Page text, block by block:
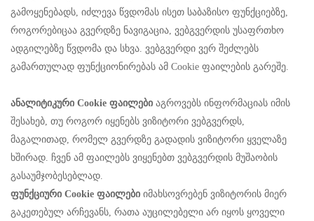
გამოყენებადს, იძლევა წვდომას ისეთ საბაზისო ფუნქციებზე,
როგორებიცაა გვერდზე ნავიგაცია, ვებგვერდის უსაფრთხო
ადგილებზე წვდომა და სხვა. ვებგვერდი ვერ შეძლებს
გამართულად ფუნქციონირებას ამ Cookie ფაილების გარეშე.
ანალიტიკური Cookie ფაილები აგროვებს ინფორმაციას იმის
შესახებ, თუ როგორ იყენებს ვიზიტორი ვებგვერდს,
მაგალითად, რომელ გვერდზე გადადის ვიზიტორი ყველაზე
ხშირად. ჩვენ ამ ფაილებს ვიყენებთ ვებგვერდის მუშაობის
გასაუმჯობესებლად.
ფუნქციური Cookie ფაილები იმახსოვრებენ ვიზიტორის მიერ
გაკეთებულ არჩევანს, რათა აუცილებელი არ იყოს ყოველი